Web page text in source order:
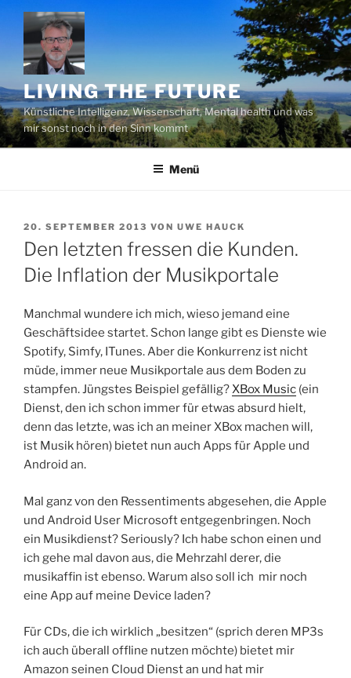
Zum
Inhalt
springen
LIVING THE FUTURE
Künstliche Intelligenz, Wissenschaft, Mental health und was
mir sonst noch in den Sinn kommt
Menü
VERÖFFENTLICHT
AM
20. SEPTEMBER 2013 VON UWE HAUCK
Den letzten fressen die Kunden.
Die Inflation der Musikportale
Manchmal wundere ich mich, wieso jemand eine
Geschäftsidee startet. Schon lange gibt es Dienste wie
Spotify, Simfy, ITunes. Aber die Konkurrenz ist nicht
müde, immer neue Musikportale aus dem Boden zu
stampfen. Jüngstes Beispiel gefällig?XBox Music (ein
Dienst, den ich schon immer für etwas absurd hielt,
denn das letzte, was ich an meiner XBox machen will,
ist Musik hören) bietet nun auch Apps für Apple und
Android an.
Mal ganz von den Ressentiments abgesehen, die Apple
und Android User Microsoft entgegenbringen. Noch
ein Musikdienst? Seriously? Ich habe schon einen und
ich gehe mal davon aus, die Mehrzahl derer, die
musikaffin ist ebenso. Warum also soll ich mir noch
eine App auf meine Device laden?
Für CDs, die ich wirklich „besitzen“ (sprich deren MP3s
ich auch überall offline nutzen möchte) bietet mir
Amazon seinen Cloud Dienst an und hat mir